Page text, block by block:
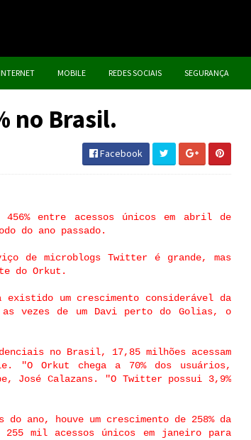
MOBILE REDES SOCIAIS SEGURANÇA
no Brasil.
Facebook
456% entre acessos únicos em abril de
do ano passado.
de microblogs Twitter é grande, mas
do Orkut.
existido um crescimento considerável da
vezes de um Davi perto do Golias, o
no Brasil, 17,85 milhões acessam
"O Orkut chega a 70% dos usuários,
José Calazans. "O Twitter possui 3,9%
ano, houve um crescimento de 258% da
mil acessos únicos em janeiro para